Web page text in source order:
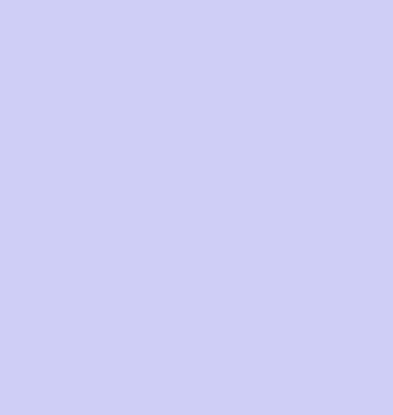
Inkscape
Regel ohne Angabe personenbezogener Daten möglich.
Daten (beispielsweise Name, Anschrift oder eMail)
stets auf freiwilliger Basis. Diese Daten werden ohne
an Dritte weitergegeben.
im Internet (z.B. bei der Kommunikation per E-
lückenloser Schutz der Daten vor dem Zugriff durch Dritte ist
veröffentlichten Kontaktdaten durch Dritte zur
angeforderter Werbung und Informationsmaterialien wird
ecoenergy gmbH behält sich ausdrücklich rechtliche Schritte
Werbeinformationen, etwa durch Spam-Mails, vor.